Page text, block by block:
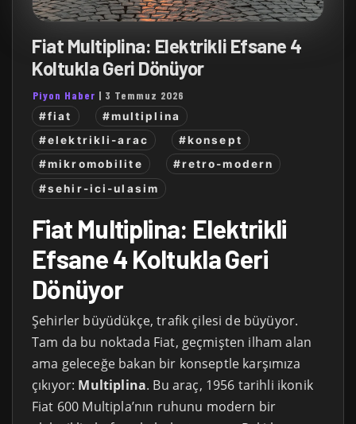
Fiat Multiplina: Elektrikli Efsane 4
Koltukla Geri Dönüyor
Piyon Haber | 3 Temmuz 2026
#fiat
#multiplina
#elektrikli-arac
#konsept
#mikromobilite
#retro-modern
#sehir-ici-ulasim
Fiat Multiplina: Elektrikli
Efsane 4 Koltukla Geri
Dönüyor
Şehirler büyüdükçe, trafik çilesi de büyüyor.
Tam da bu noktada Fiat, geçmişten ilham alan
ama geleceğe bakan bir konseptle karşımıza
çıkıyor: Multiplina. Bu araç, 1956 tarihli ikonik
Fiat 600 Multipla’nın ruhunu modern bir